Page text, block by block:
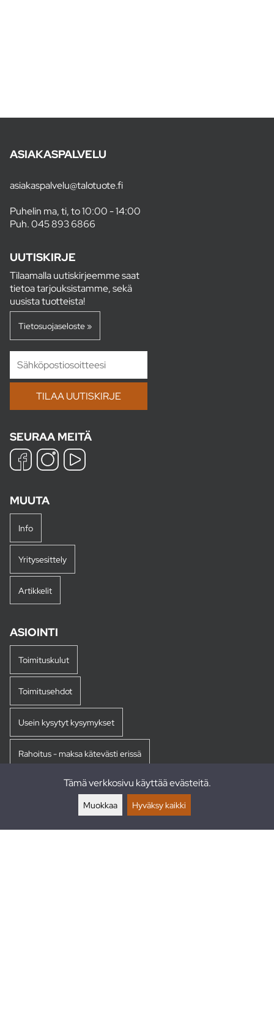
ASIAKASPALVELU
asiakaspalvelu@talotuote.fi
Puhelin ma, ti, to 10:00 - 14:00
Puh.045 893 6866
UUTISKIRJE
Tilaamalla uutiskirjeemme saat
tietoa tarjouksistamme, sekä
uusista tuotteista!
Tietosuojaseloste »
SEURAA MEITÄ
MUUTA
Info
Yritysesittely
Artikkelit
ASIOINTI
Toimituskulut
Toimitusehdot
Usein kysytyt kysymykset
Rahoitus - maksa kätevästi erissä
Tämä verkkosivu käyttää evästeitä.
Muokkaa Hyväksy kaikki